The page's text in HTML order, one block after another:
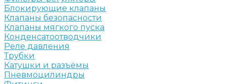
Блокирующие клапаны
Клапаны безопасности
Клапаны мягкого пуска
Конденсатоотводчики
Реле давления
Трубки
Катушки и разъёмы
Пневмоцилиндры